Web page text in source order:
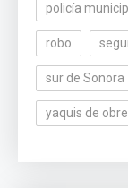
policía
robo
sur de Sonora
yaquis de